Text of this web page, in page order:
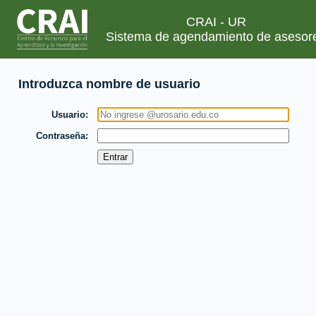
CRAI - UR
Sistema de agendamiento de
Introduzca nombre de usuario
Usuario
Contraseña